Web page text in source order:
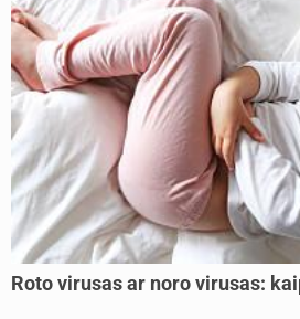
Roto virusas ar noro virusas: